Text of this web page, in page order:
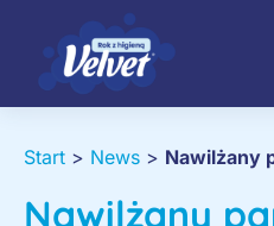
Start > News > Nawilżany
Nawilżany